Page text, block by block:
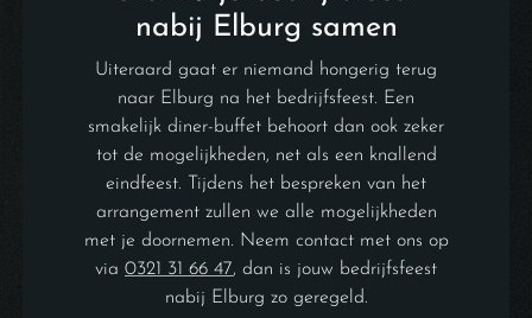
nabij Elburg samen
Uiteraard gaat er niemand hongerig terug
naar Elburg na het bedrijfsfeest. Een
smakelijk diner-buffet behoort dan ook zeker
tot de mogelijkheden, net als een knallend
eindfeest. Tijdens het bespreken van het
arrangement zullen we alle mogelijkheden
met je doornemen. Neem contact met ons op
via 0321 31 66 47, dan is jouw bedrijfsfeest
nabij Elburg zo geregeld.